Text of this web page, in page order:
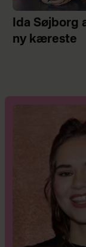
Ida Søjborg
ny kæreste